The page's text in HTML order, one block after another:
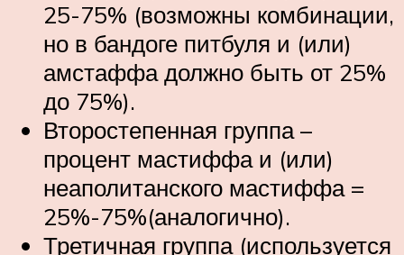
25-75% (возможны комбинации,
но в бандоге питбуля и (или)
амстаффа должно быть от 25%
до 75%).
Второстепенная группа –
процент мастиффа и (или)
неаполитанского мастиффа =
25%-75%(аналогично).
Третичная группа (используется